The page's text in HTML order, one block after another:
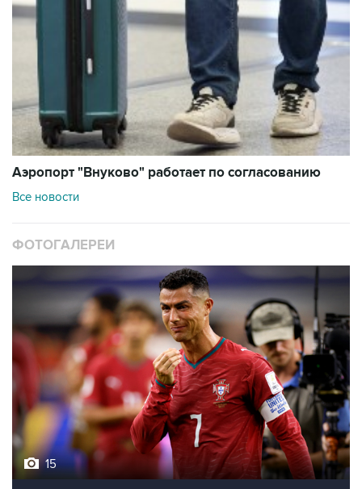
Аэропорт "Внуково" работает по согласованию
Все новости
ФОТОГАЛЕРЕИ
15